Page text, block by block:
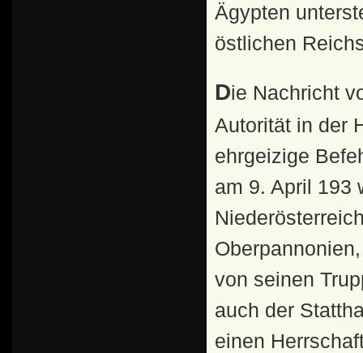
Ägypten
östlichen
Die Nachricht vom Zusammenbruch der kaiserlichen
Autorität in der
ehrgeizige
am 9. April 193
von seinen
auch der
einen